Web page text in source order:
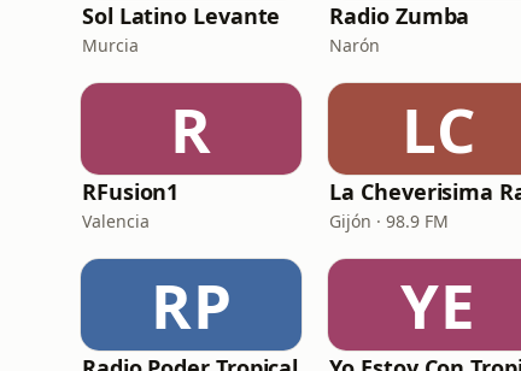
Sol Latino Levante
Murcia
Radio Zumba
Narón
R
RFusion1
Valencia
LC
Gijón · 98.9 FM
RP YE